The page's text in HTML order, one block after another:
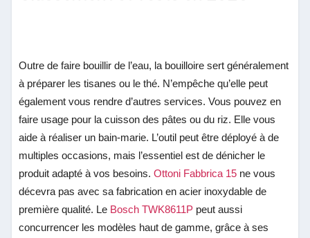
Outre de faire bouillir de l’eau, la bouilloire sert généralement
à préparer les tisanes ou le thé. N’empêche qu’elle peut
également vous rendre d’autres services. Vous pouvez en
faire usage pour la cuisson des pâtes ou du riz. Elle vous
aide à réaliser un bain-marie. L’outil peut être déployé à de
multiples occasions, mais l’essentiel est de dénicher le
produit adapté à vos besoins.Ottoni Fabbrica 15 ne vous
décevra pas avec sa fabrication en acier inoxydable de
première qualité. Le Bosch TWK8611P peut aussi
concurrencer les modèles haut de gamme, grâce à ses